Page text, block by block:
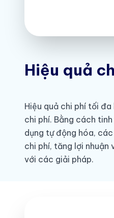
Hiệu quả
Hiệu quả chi phí tối
chi phí. Bằng cách
dụng tự động hóa,
chi phí, tăng lợi nhuận
với các giải pháp.